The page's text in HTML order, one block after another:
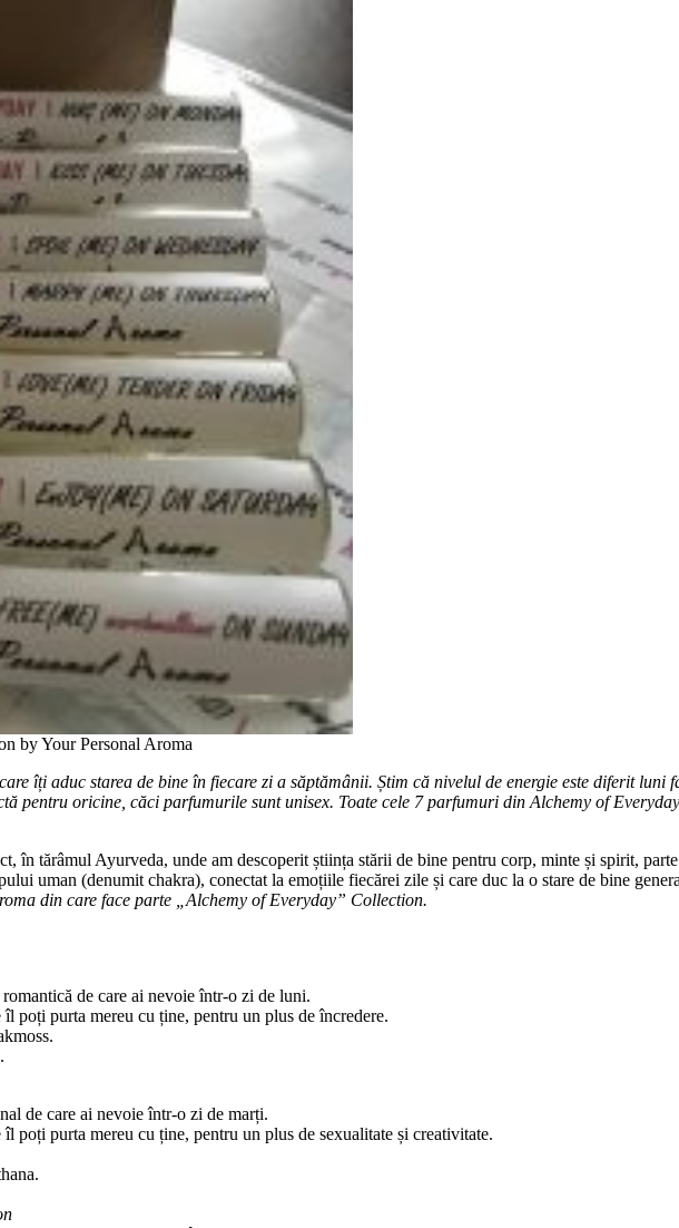
by Your Personal Aroma
îți aduc starea de bine în fiecare zi a săptămânii. Știm că nivelul de energie este diferit luni
pentru oricine, căci parfumurile sunt unisex. Toate cele 7 parfumuri din Alchemy of
în tărâmul Ayurveda, unde am descoperit știința stării de bine pentru corp, minte și spirit,
uman (denumit chakra), conectat la emoțiile fiecărei zile și care duc la o stare de bine
din care face parte „Alchemy of Everyday” Collection.
de care ai nevoie într-o zi de luni.
poți purta mereu cu ține, pentru un plus de încredere.
de care ai nevoie într-o zi de marți.
poți purta mereu cu ține, pentru un plus de sexualitate și creativitate.